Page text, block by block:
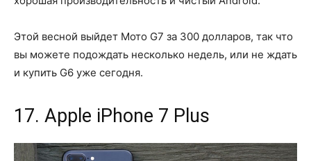
Этой весной выйдет Мото G7 за 300 долларов, так что
вы можете подождать несколько недель, или не ждать
и купить G6 уже сегодня.
17. Apple iPhone 7 Plus